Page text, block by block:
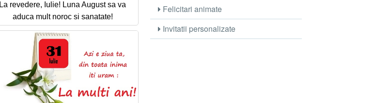
La revedere, Iulie! Luna August sa va
aduca mult noroc si sanatate!
Felicitari animate
Invitatii personalizate